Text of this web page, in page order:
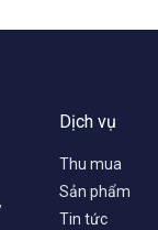
Dịch vụ
Thu mua
Sản phẩm
Tin tức